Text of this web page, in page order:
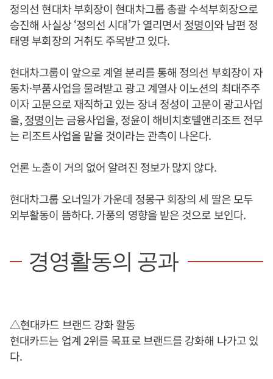
정의선 현대차 부회장이 현대차그룹 총괄 수석부회장으로
승진해 사실상 ‘정의선 시대’가 열리면서 정명이와 남편 정
태영 부회장의 거취도 주목받고 있다.
현대차그룹이 앞으로 계열 분리를 통해 정의선 부회장이 자
동차·부품사업을 물려받고 광고 계열사 이노션의 최대주주
이자 고문으로 재직하고 있는 장녀 정성이 고문이 광고사업
을,정명이는 금융사업을, 정윤이 해비치호텔앤리조트 전무
는 리조트사업을 맡을 것이라는 관측이 나온다.
언론 노출이 거의 없어 알려진 정보가 많지 않다.
현대차그룹 오너일가 가운데 정몽구 회장의 세 딸은 모두
외부활동이 뜸하다. 가풍의 영향을 받은 것으로 보인다.
경영활동의 공과
△현대카드 브랜드 강화 활동
현대카드는 업계 2위를 목표로 브랜드를 강화해 나가고 있
다.